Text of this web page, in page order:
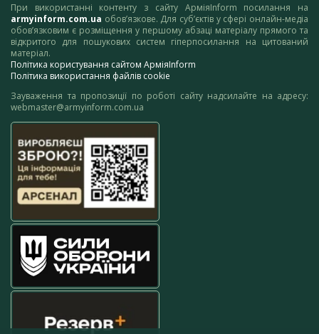
При використанні контенту з сайту АрміяInform посилання на
armyinform.com.ua обов’язкове. Для суб’єктів у сфері онлайн-медіа
обов’язковим є розміщення у першому абзаці матеріалу прямого та
відкритого для пошукових систем гіперпосилання на цитований
матеріал.
Політика користування сайтом АрміяInform
Політика використання файлів cookie
Зауваження та пропозиції по роботі сайту надсилайте на адресу:
webmaster@armyinform.com.ua